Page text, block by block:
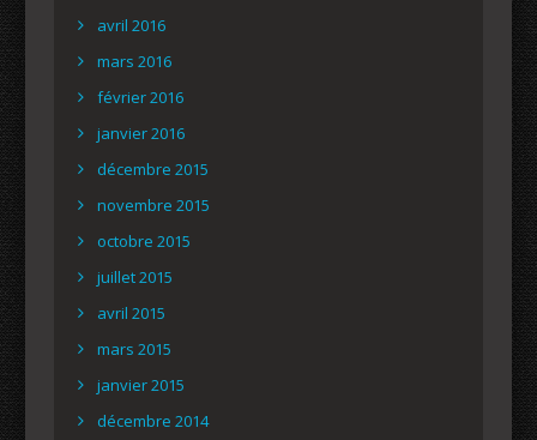
avril 2016
mars 2016
février 2016
janvier 2016
décembre 2015
novembre 2015
octobre 2015
juillet 2015
avril 2015
mars 2015
janvier 2015
décembre 2014